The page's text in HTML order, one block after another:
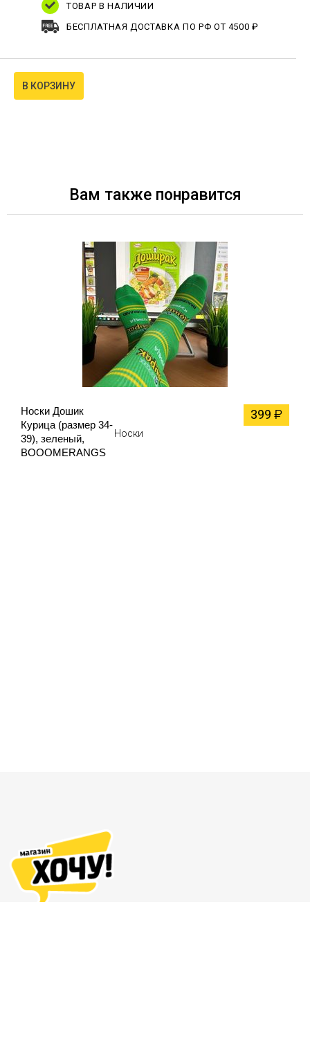
ТОВАР В НАЛИЧИИ
БЕСПЛАТНАЯ ДОСТАВКА ПО РФ ОТ 4500 ₽
В КОРЗИНУ
Вам также понравится
Носки Дошик
Курица (размер 34-
39), зеленый,
BOOOMERANGS
399 ₽
Носки